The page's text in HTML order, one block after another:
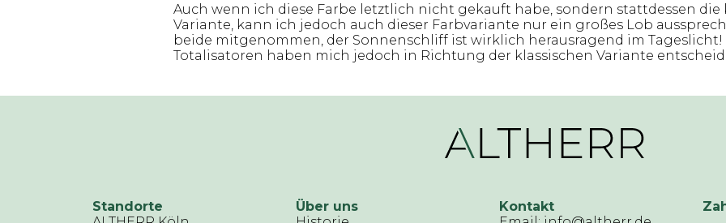
Auch wenn ich diese Farbe letztlich nicht gekauft habe, sondern stattdessen die
Variante, kann ich jedoch auch dieser Farbvariante nur ein großes Lob
beide mitgenommen, der Sonnenschliff ist wirklich herausragend im
Totalisatoren haben mich jedoch in Richtung der klassischen Variante
Standorte
Über uns
Kontakt